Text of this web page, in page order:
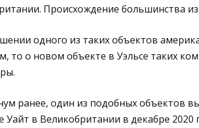
Происхождение большинства из
одного из таких объектов
то о новом объекте в Уэльсе таких
ранее, один из подобных объектов
Уайт в Великобритании в декабре